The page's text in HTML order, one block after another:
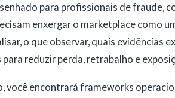
para profissionais de fraude,
enxergar o marketplace como
o que observar, quais evidências
para reduzir perda, retrabalho e
você encontrará frameworks